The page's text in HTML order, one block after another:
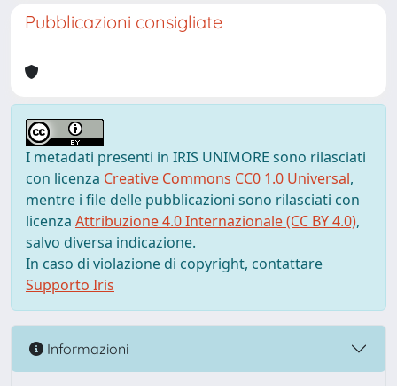
Pubblicazioni consigliate
I metadati presenti in IRIS UNIMORE sono rilasciati
con licenza Creative Commons CC0 1.0 Universal,
mentre i file delle pubblicazioni sono rilasciati con
licenza Attribuzione 4.0 Internazionale (CC BY 4.0),
salvo diversa indicazione.
In caso di violazione di copyright, contattare
Supporto Iris
Informazioni